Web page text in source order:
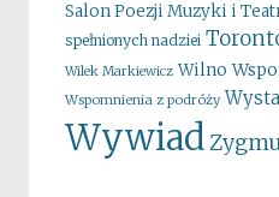
Salon Poezji Muzyki i
spełnionych nadziei
Wilek Markiewicz Wilno
Wspomnienia z podróży
Wywiad